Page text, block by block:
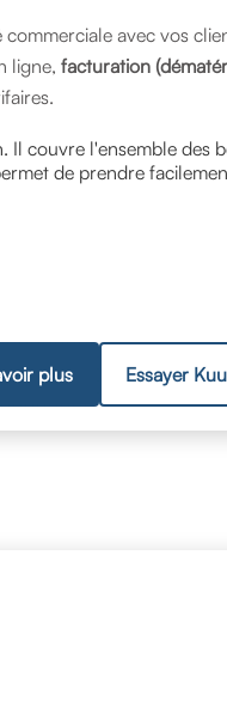
avec vos
ligne, facturation
couvre l'ensemble des
de prendre
plus Essayer